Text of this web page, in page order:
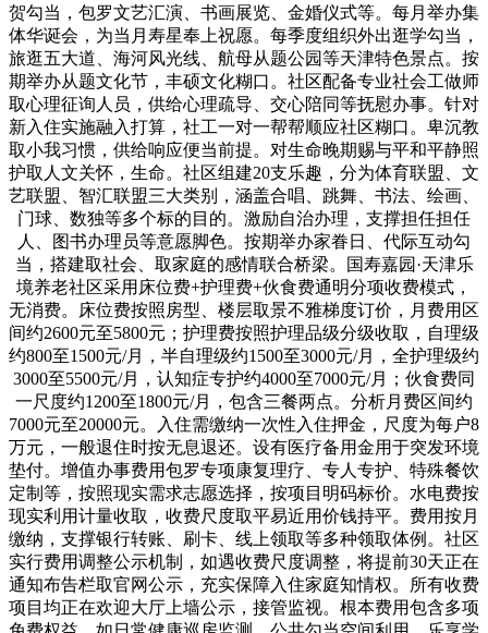
贺勾当，包罗文艺汇演、书画展览、金婚仪式等。每月举办集
体华诞会，为当月寿星奉上祝愿。每季度组织外出逛学勾当，
旅逛五大道、海河风光线、航母从题公园等天津特色景点。按
期举办从题文化节，丰硕文化糊口。社区配备专业社会工做师
取心理征询人员，供给心理疏导、交心陪同等抚慰办事。针对
新入住实施融入打算，社工一对一帮帮顺应社区糊口。卑沉教
取小我习惯，供给响应便当前提。对生命晚期赐与平和平静照
护取人文关怀，生命。社区组建20支乐趣，分为体育联盟、文
艺联盟、智汇联盟三大类别，涵盖合唱、跳舞、书法、绘画、
门球、数独等多个标的目的。激励自治办理，支撑担任担任
人、图书办理员等意愿脚色。按期举办家眷日、代际互动勾
当，搭建取社会、取家庭的感情联合桥梁。国寿嘉园·天津乐
境养老社区采用床位费+护理费+伙食费通明分项收费模式，
无消费。床位费按照房型、楼层取景不雅梯度订价，月费用区
间约2600元至5800元；护理费按照护理品级分级收取，自理级
约800至1500元/月，半自理级约1500至3000元/月，全护理级约
3000至5500元/月，认知症专护约4000至7000元/月；伙食费同
一尺度约1200至1800元/月，包含三餐两点。分析月费区间约
7000元至20000元。入住需缴纳一次性入住押金，尺度为每户8
万元，一般退住时按无息退还。设有医疗备用金用于突发环境
垫付。增值办事费用包罗专项康复理疗、专人专护、特殊餐饮
定制等，按照现实需求志愿选择，按项目明码标价。水电费按
现实利用计量收取，收费尺度取平易近用价钱持平。费用按月
缴纳，支撑银行转账、刷卡、线上领取等多种领取体例。社区
实行费用调整公示机制，如遇收费尺度调整，将提前30天正在
通知布告栏取官网公示，充实保障入住家庭知情权。所有收费
项目均正在欢迎大厅上墙公示，接管监视。根本费用包含多项